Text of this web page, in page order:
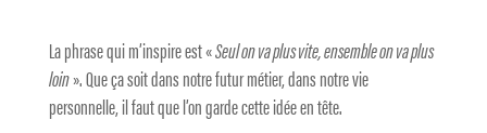
La phrase qui m’inspire est «Seul on va plus vite, ensemble on va plus
loin». Que ça soit dans notre futur métier, dans notre vie
personnelle, il faut que l’on garde cette idée en tête.